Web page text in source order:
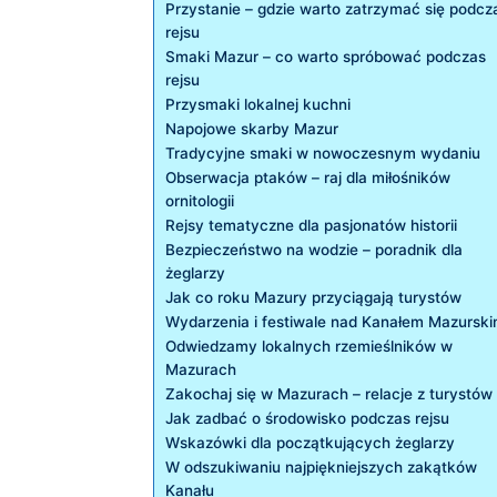
Przystanie – gdzie warto zatrzymać się
rejsu
Smaki‌ Mazur – co⁣ warto spróbować‍ podczas
rejsu
Przysmaki ⁤lokalnej kuchni
Napojowe skarby Mazur
Tradycyjne smaki ​w​ nowoczesnym wydaniu
Obserwacja ‍ptaków ‍– raj dla miłośników⁣
ornitologii
Rejsy tematyczne dla pasjonatów historii
Bezpieczeństwo ‍na wodzie – poradnik dla
żeglarzy
Jak co roku ‍Mazury przyciągają​ turystów
Wydarzenia i festiwale⁢ nad ⁣Kanałem
Odwiedzamy lokalnych rzemieślników w
Mazurach
Zakochaj się w Mazurach‌ – relacje z turystów
Jak⁤ zadbać o ‍środowisko ​podczas rejsu
Wskazówki dla początkujących ‌żeglarzy
W odszukiwaniu najpiękniejszych zakątków‍
Kanału